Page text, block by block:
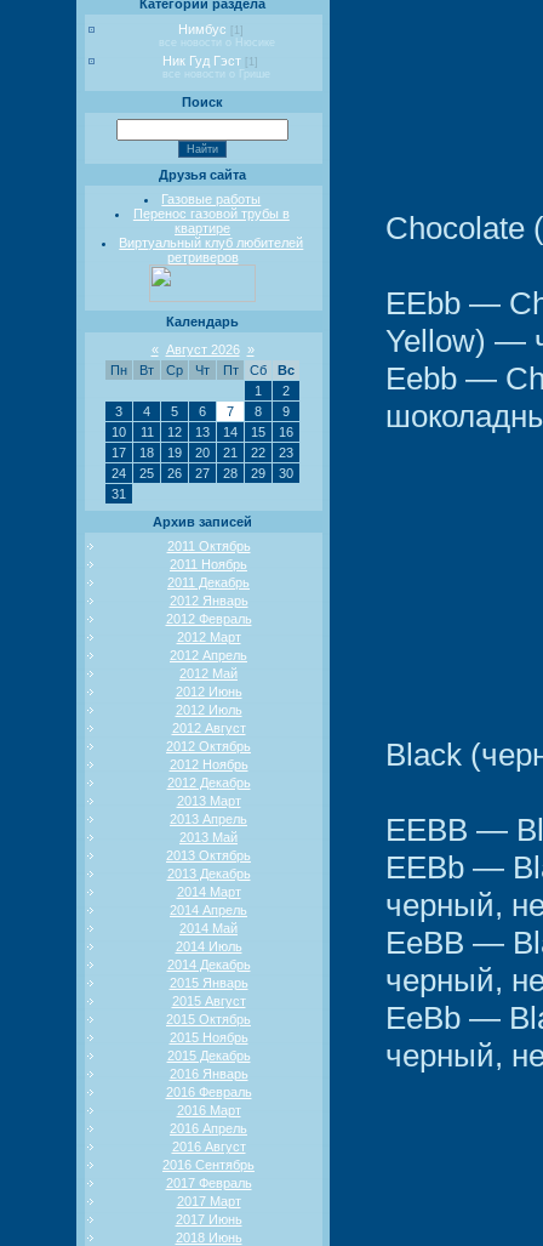
Категории раздела
Нимбус
все новости о Нюсике
Ник Гуд Гэст
все новости о Грише
Поиск
Друзья сайта
Газовые работы
Перенос газовой трубы в
квартире
Виртуальный клуб любителей
ретриверов
Календарь
« Август 2026 »
Пн
Вт Ср Чт Пт Сб
Вс
1
2
3
4 5 6 7 8
9
10
11 12 13 14 15
16
17
18 19 20 21 22
23
24
25 26 27 28 29
30
31
Архив записей
2011 Октябрь
2011 Ноябрь
2011 Декабрь
2012 Январь
2012 Февраль
2012 Март
2012 Апрель
2012 Май
2012 Июнь
2012 Июль
2012 Август
2012 Октябрь
2012 Ноябрь
2012 Декабрь
2013 Март
2013 Апрель
2013 Май
2013 Октябрь
2013 Декабрь
2014 Март
2014 Апрель
2014 Май
2014 Июль
2014 Декабрь
2015 Январь
2015 Август
2015 Октябрь
2015 Ноябрь
2015 Декабрь
2016 Январь
2016 Февраль
2016 Март
2016 Апрель
2016 Август
2016 Сентябрь
2017 Февраль
2017 Март
2017 Июнь
2018 Июнь
Chocolate
EEbb —
Yellow) —
Eebb —
Black
EEBB —
EEBb —
черный,
EeBB —
черный,
EeBb —
черный,